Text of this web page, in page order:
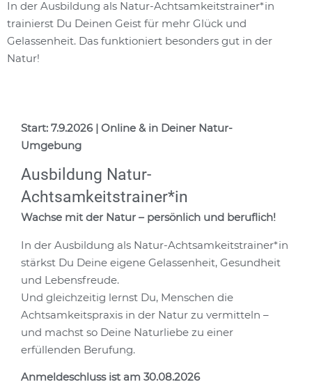
In der Ausbildung als Natur-Achtsamkeitstrainer*in
trainierst Du Deinen Geist für mehr Glück und
Gelassenheit. Das funktioniert besonders gut in der
Natur!
Start: 7.9.2026 | Online & in Deiner Natur-
Umgebung
Ausbildung Natur-
Achtsamkeitstrainer*in
Wachse mit der Natur – persönlich und beruflich!
In der Ausbildung als Natur-Achtsamkeitstrainer*in
stärkst Du Deine eigene Gelassenheit, Gesundheit
und Lebensfreude.
Und gleichzeitig lernst Du, Menschen die
Achtsamkeitspraxis in der Natur zu vermitteln –
und machst so Deine Naturliebe zu einer
erfüllenden Berufung.
Anmeldeschluss ist am 30.08.2026